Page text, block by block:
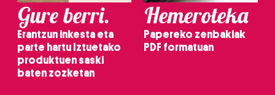
Gure berri.
Erantzun inkesta eta
parte hartu Iztuetako
produktuen saski
baten zozketan
Hemeroteka
Papereko zenbakiak
PDF formatuan